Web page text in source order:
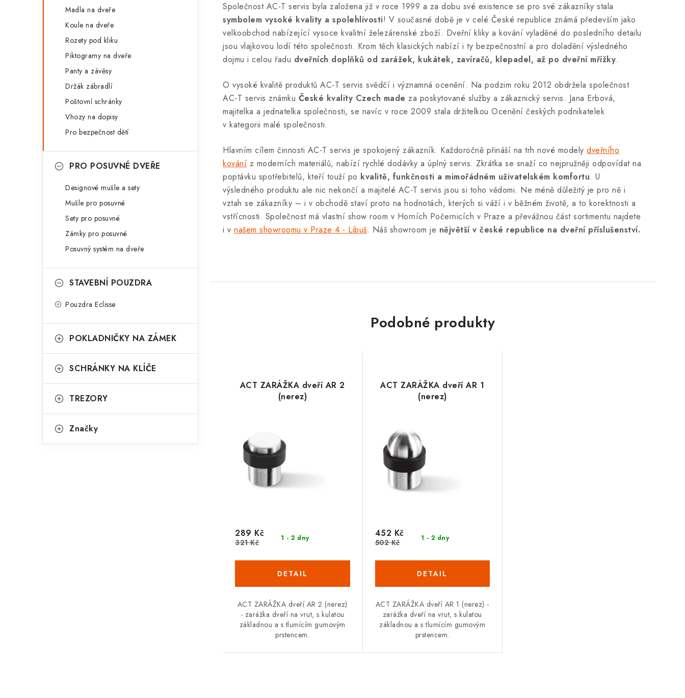
Madla na dveře
Koule na dveře
Rozety pod kliku
Piktogramy na dveře
Panty a závěsy
Držák zábradlí
Poštovní schránky
Vhozy na dopisy
Pro bezpečnost dětí
PRO POSUVNÉ DVEŘE
Designové mušle a sety
Mušle pro posuvné
Sety pro posuvné
Zámky pro posuvné
Posuvný systém na dveře
STAVEBNÍ POUZDRA
Pouzdra Eclisse
POKLADNIČKY NA ZÁMEK
SCHRÁNKY NA KLÍČE
TREZORY
Značky
Společnost AC-T servis byla založena již v roce 1999 a za dobu své existence se pro své zákazníky stala
symbolem vysoké kvality a spolehlivosti! V současné době je v celé České republice známá především jako
velkoobchod nabízející vysoce kvalitní železárenské zboží. Dveřní kliky a kování vyladěné do posledního detailu
jsou vlajkovou lodí této společnosti. Krom těch klasických nabízí i ty bezpečnostní a pro doladění výsledného
dojmu i celou řadu dveřních doplňků od zarážek, kukátek, zavíračů, klepadel, až po dveřní mřížky.
O vysoké kvalitě produktů AC-T servis svědčí i významná ocenění. Na podzim roku 2012 obdržela společnost
AC-T servis známku České kvality Czech made za poskytované služby a zákaznický servis. Jana Erbová,
majitelka a jednatelka společnosti, se navíc v roce 2009 stala držitelkou Ocenění českých podnikatelek
v kategorii malé společnosti.
Hlavním cílem činnosti AC-T servis je spokojený zákazník. Každoročně přináší na trh nové modely dveřního
kování z moderních materiálů, nabízí rychlé dodávky a úplný servis. Zkrátka se snaží co nejpružněji odpovídat na
poptávku spotřebitelů, kteří touží po kvalitě, funkčnosti a mimořádném uživatelském komfortu. U
výsledného produktu ale nic nekončí a majitelé AC-T servis jsou si toho vědomi. Ne méně důležitý je pro ně i
vztah se zákazníky – i v obchodě staví proto na hodnotách, kterých si váží i v běžném životě, a to korektnosti a
vstřícnosti. Společnost má vlastní show room v Horních Počernicích v Praze a převážnou část sortimentu najdete
i v našem showroomu v Praze 4 - Libuš. Náš showroom je nějvětší v české republice na dveřní příslušenství.
Podobné produkty
ACT ZARÁŽKA dveří AR 2
(nerez)
1 - 2 dny
289 Kč
321 Kč
ACT ZARÁŽKA dveří AR 2 (nerez)
- zarážka dveří na vrut, s kulatou
základnou a s tlumícím gumovým
prstencem.
ACT ZARÁŽKA dveří AR 1
(nerez)
1 - 2 dny
452 Kč
502 Kč
ACT ZARÁŽKA dveří AR 1 (nerez) -
zarážka dveří na vrut, s kulatou
základnou a s tlumícím gumovým
prstencem.